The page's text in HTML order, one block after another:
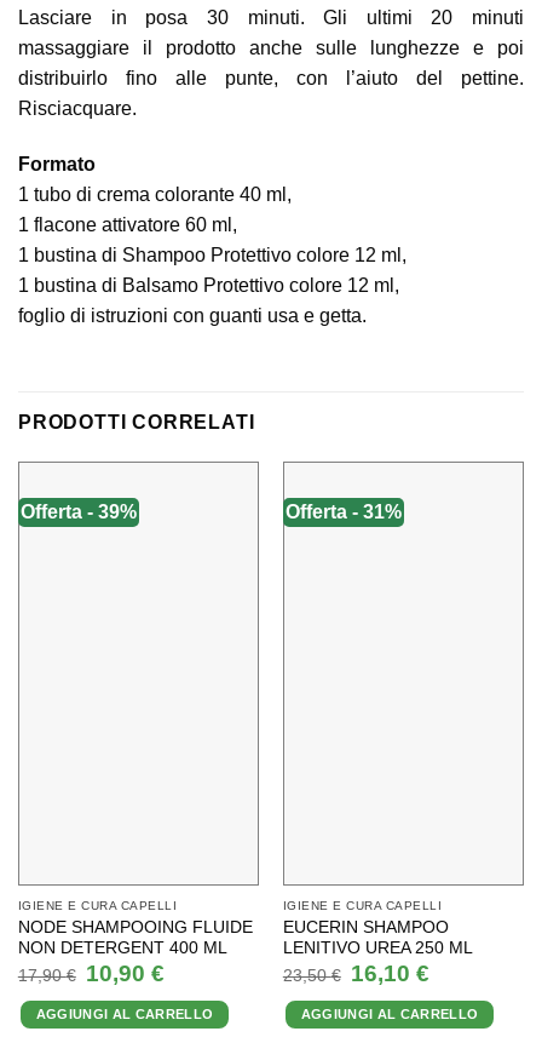
Lasciare in posa 30 minuti. Gli ultimi 20 minuti
massaggiare il prodotto anche sulle lunghezze e poi
distribuirlo fino alle punte, con l’aiuto del pettine.
Risciacquare.
Formato
1 tubo di crema colorante 40 ml,
1 flacone attivatore 60 ml,
1 bustina di Shampoo Protettivo colore 12 ml,
1 bustina di Balsamo Protettivo colore 12 ml,
foglio di istruzioni con guanti usa e getta.
PRODOTTI CORRELATI
Offerta - 39%
IGIENE E CURA CAPELLI
NODE SHAMPOOING FLUIDE
NON DETERGENT 400 ML
17,90€
Il
prezzo
originale
era:
17,90 €.
10,90 €Il
prezzo
attuale
è:
10,90 €.
AGGIUNGI AL CARRELLO
Offerta - 31%
IGIENE E CURA CAPELLI
EUCERIN SHAMPOO
LENITIVO UREA 250 ML
23,50€
Il
prezzo
originale
era:
23,50 €.
16,10 €Il
prezzo
attuale
è:
16,10 €.
AGGIUNGI AL CARRELLO